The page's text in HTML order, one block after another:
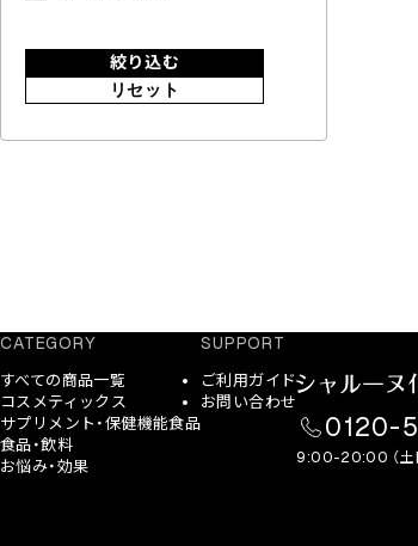
絞り込む
リセット
CATEGORY
すべての商品一覧
コスメティックス
サプリメント・保健機能食品
食品・飲料
お悩み・効果
SUPPORT
ご利用ガイド
お問い合わせ
0120-
9:00-20:00 （土